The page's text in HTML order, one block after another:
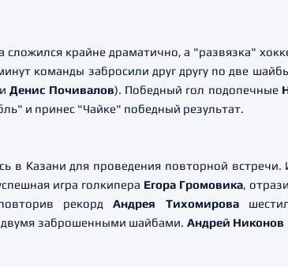
крайне драматично, а "развязка"
команды забросили друг другу по две
иДенис Почивалов). Победный гол подопечные
и принес "Чайке" победный результат.
в Казани для проведения повторной встречи.
игра голкипера Егора Громовика,
рекордАндрея Тихомирова
двумя заброшенными шайбами. Андрей Никонов